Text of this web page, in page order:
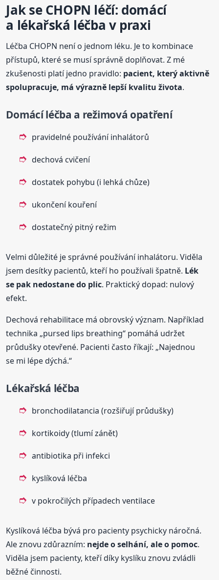
Jak se CHOPN léčí: domácí
a lékařská léčba v praxi
Léčba CHOPN není o jednom léku. Je to kombinace
přístupů, které se musí správně doplňovat. Z mé
zkušenosti platí jedno pravidlo: pacient, který aktivně
spolupracuje, má výrazně lepší kvalitu života.
Domácí léčba a režimová opatření
pravidelné používání inhalátorů
dechová cvičení
dostatek pohybu (i lehká chůze)
ukončení kouření
dostatečný pitný režim
Velmi důležité je správné používání inhalátoru. Viděla
jsem desítky pacientů, kteří ho používali špatně. Lék
se pak nedostane do plic. Praktický dopad: nulový
efekt.
Dechová rehabilitace má obrovský význam. Například
technika „pursed lips breathing“ pomáhá udržet
průdušky otevřené. Pacienti často říkají: „Najednou
se mi lépe dýchá.“
Lékařská léčba
bronchodilatancia (rozšiřují průdušky)
kortikoidy (tlumí zánět)
antibiotika při infekci
kyslíková léčba
v pokročilých případech ventilace
Kyslíková léčba bývá pro pacienty psychicky náročná.
Ale znovu zdůrazním: nejde o selhání, ale o pomoc.
Viděla jsem pacienty, kteří díky kyslíku znovu zvládli
běžné činnosti.